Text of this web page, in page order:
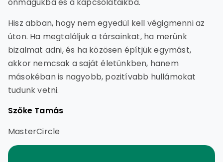
önmagukba és a kapcsolataikba.
Hisz abban, hogy nem egyedül kell végigmenni az
úton. Ha megtaláljuk a társainkat, ha merünk
bizalmat adni, és ha közösen építjük egymást,
akkor nemcsak a saját életünkben, hanem
másokéban is nagyobb, pozitívabb hullámokat
tudunk vetni.
Szőke Tamás
MasterCircle